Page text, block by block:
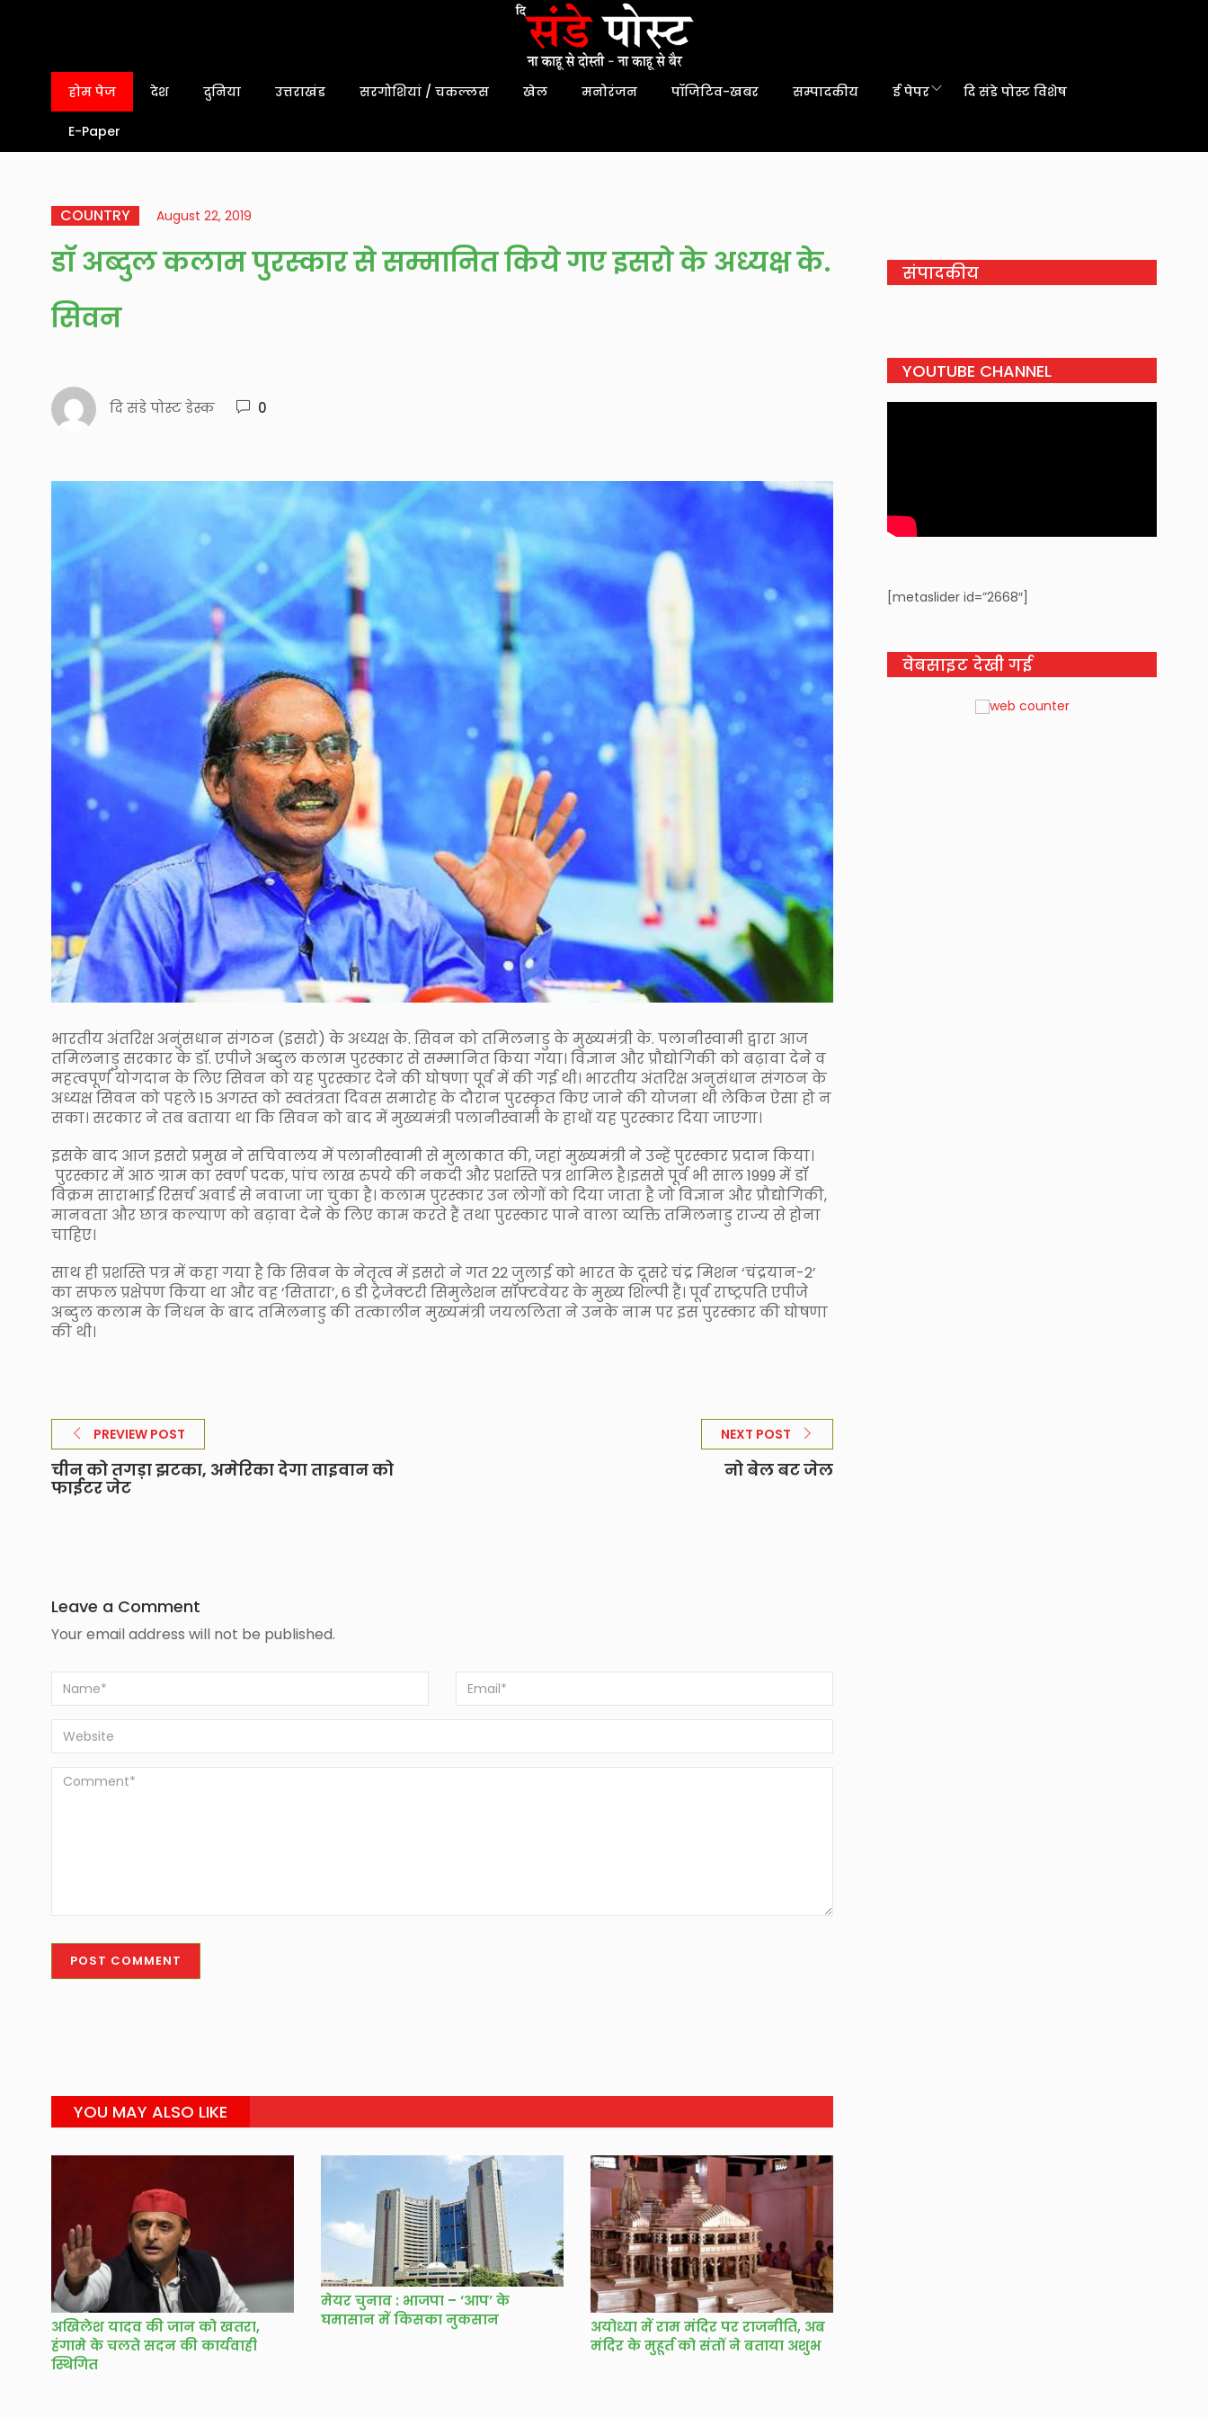
होम पेज देश दुनिया उत्तराखंड सरगोशियां / चकल्लस खेल मनोरंजन पॉजिटिव-खबर सम्पादकीय ई पेपर दि संडे पोस्ट विशेष
E-Paper
COUNTRY August 22, 2019
डॉ अब्दुल कलाम पुरस्कार से सम्मानित किये गए इसरो के अध्यक्ष के.
सिवन
दि संडे पोस्ट डेस्क 0
भारतीय अंतरिक्ष अनुंसधान संगठन (इसरो) के अध्यक्ष के. सिवन को तमिलनाडु के मुख्यमंत्री के. पलानीस्वामी द्वारा आज
तमिलनाडु सरकार के डॉ. एपीजे अब्दुल कलाम पुरस्कार से सम्मानित किया गया। विज्ञान और प्रौद्योगिकी को बढ़ावा देने व
महत्वपूर्ण योगदान के लिए सिवन को यह पुरस्कार देने की घोषणा पूर्व में की गई थी। भारतीय अंतरिक्ष अनुसंधान संगठन के
अध्यक्ष सिवन को पहले 15 अगस्त को स्वतंत्रता दिवस समारोह के दौरान पुरस्कृत किए जाने की योजना थी लेकिन ऐसा हो न
सका। सरकार ने तब बताया था कि सिवन को बाद में मुख्यमंत्री पलानीस्वामी के हाथों यह पुरस्कार दिया जाएगा।
इसके बाद आज इसरो प्रमुख ने सचिवालय में पलानीस्वामी से मुलाकात की, जहां मुख्यमंत्री ने उन्हें पुरस्कार प्रदान किया।
पुरस्कार में आठ ग्राम का स्वर्ण पदक, पांच लाख रुपये की नकदी और प्रशस्ति पत्र शामिल है।इससे पूर्व भी साल 1999 में डॉ
विक्रम साराभाई रिसर्च अवार्ड से नवाजा जा चुका है। कलाम पुरस्कार उन लोगों को दिया जाता है जो विज्ञान और प्रौद्योगिकी,
मानवता और छात्र कल्याण को बढ़ावा देने के लिए काम करते हैं तथा पुरस्कार पाने वाला व्यक्ति तमिलनाडु राज्य से होना
चाहिए।
साथ ही प्रशस्ति पत्र में कहा गया है कि सिवन के नेतृत्व में इसरो ने गत 22 जुलाई को भारत के दूसरे चंद्र मिशन ‘चंद्रयान-2’
का सफल प्रक्षेपण किया था और वह ‘सितारा’, 6 डी ट्रेजेक्टरी सिमुलेशन सॉफ्टवेयर के मुख्य शिल्पी हैं। पूर्व राष्ट्रपति एपीजे
अब्दुल कलाम के निधन के बाद तमिलनाडु की तत्कालीन मुख्यमंत्री जयललिता ने उनके नाम पर इस पुरस्कार की घोषणा
की थी।
PREVIEW POST
चीन को तगड़ा झटका, अमेरिका देगा ताइवान को
फाईटर जेट
NEXT POST
नो बेल बट जेल
Leave a Comment
Your email address will not be published.
YOU MAY ALSO LIKE
अखिलेश यादव की जान को खतरा,
हंगामे के चलते सदन की कार्यवाही
स्थिगित
मेयर चुनाव : भाजपा – ‘आप’ के
घमासान में किसका नुकसान
अयोध्या में राम मंदिर पर राजनीति, अब
मंदिर के मुहूर्त को संतों ने बताया अशुभ
संपादकीय
YOUTUBE CHANNEL
[metaslider id=”2668″]
वेबसाइट देखी गई